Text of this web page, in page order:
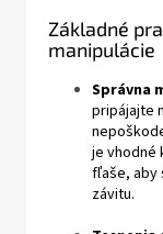
Základné
manipulácie
Správna
pripájajte
je vhodné
fľaše, aby
závitu.